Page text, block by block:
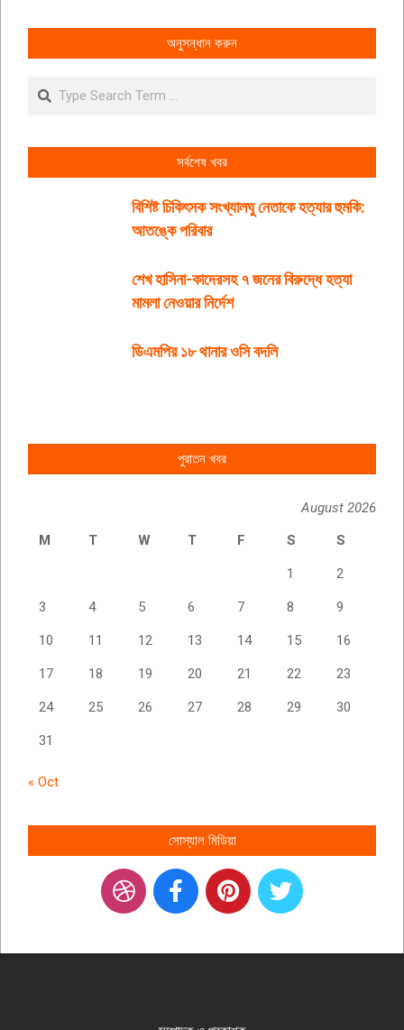
অনুসন্ধান করুন
Search
সর্বশেষ খবর
বিশিষ্ট চিকিৎসক সংখ্যালঘু নেতাকে হত্যার হুমকি:
আতঙ্কে পরিবার
শেখ হাসিনা-কাদেরসহ ৭ জনের বিরুদ্ধে হত্যা
মামলা নেওয়ার নির্দেশ
ডিএমপির ১৮ থানার ওসি বদলি
পুরাতন খবর
August 2026
M
T W T F S S
1 2
3 4 5 6 7 8 9
10 11 12 13 14 15 16
17 18 19 20 21 22 23
24 25 26 27 28 29 30
31
« Oct
সোস্যাল মিডিয়া